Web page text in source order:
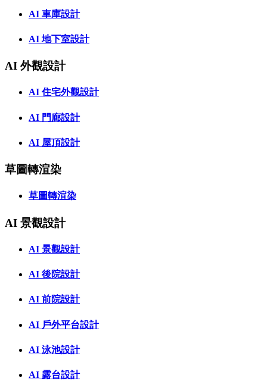
AI 車庫設計
AI 地下室設計
AI 外觀設計
AI 住宅外觀設計
AI 門廊設計
AI 屋頂設計
草圖轉渲染
草圖轉渲染
AI 景觀設計
AI 景觀設計
AI 後院設計
AI 前院設計
AI 戶外平台設計
AI 泳池設計
AI 露台設計